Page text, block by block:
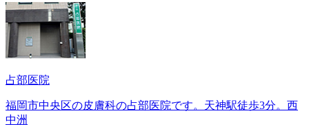
占部医院
福岡市中央区の皮膚科の占部医院です。天神駅徒歩3分。西
中洲